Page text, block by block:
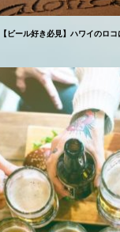
【ビール好き必見】ハワイのロ